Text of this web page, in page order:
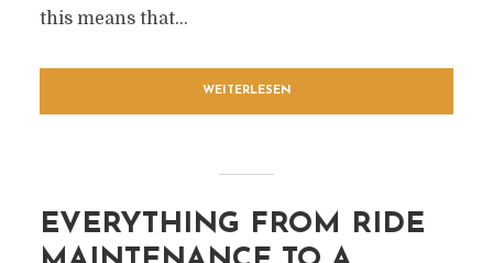
this means that...
WEITERLESEN
EVERYTHING FROM RIDE